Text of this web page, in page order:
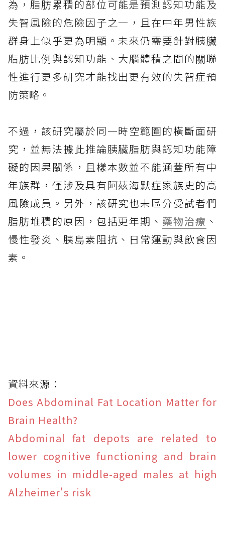
為，脂肪累積的部位可能是預測認知功能及
失智風險的危險因子之一，且在中年男性族
群身上似乎更為明顯。未來仍需要針對胰臟
脂肪比例與認知功能、大腦體積之間的關聯
性進行更多研究才能找出更有效的失智症預
防策略。
不過，該研究屬於同一時空範圍的橫斷面研
究，並無法據此推論胰臟脂肪與認知功能障
礙的因果關係，且樣本數並不能涵蓋所有中
年族群，僅涉及具有阿茲海默症家族史的高
風險成員。另外，該研究也未區分受試者們
脂肪堆積的原因，包括更年期、 藥物治療 、
慢性發炎、胰島素阻抗、日常運動與飲食因
素。
資料來源：
Does Abdominal Fat Location Matter for
Brain Health?
Abdominal fat depots are related to
lower cognitive functioning and brain
volumes in middle-aged males at high
Alzheimer's risk